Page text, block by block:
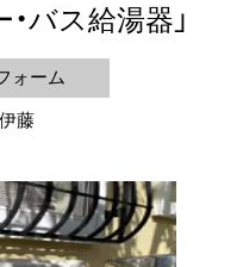
バス給湯器
ォーム
伊藤